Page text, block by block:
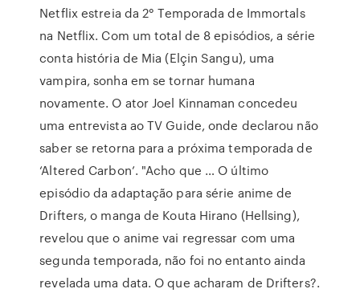
Netflix estreia da 2° Temporada de Immortals
na Netflix. Com um total de 8 episódios, a série
conta história de Mia (Elçin Sangu), uma
vampira, sonha em se tornar humana
novamente. O ator Joel Kinnaman concedeu
uma entrevista ao TV Guide, onde declarou não
saber se retorna para a próxima temporada de
‘Altered Carbon’. "Acho que … O último
episódio da adaptação para série anime de
Drifters, o manga de Kouta Hirano (Hellsing),
revelou que o anime vai regressar com uma
segunda temporada, não foi no entanto ainda
revelada uma data. O que acharam de Drifters?.